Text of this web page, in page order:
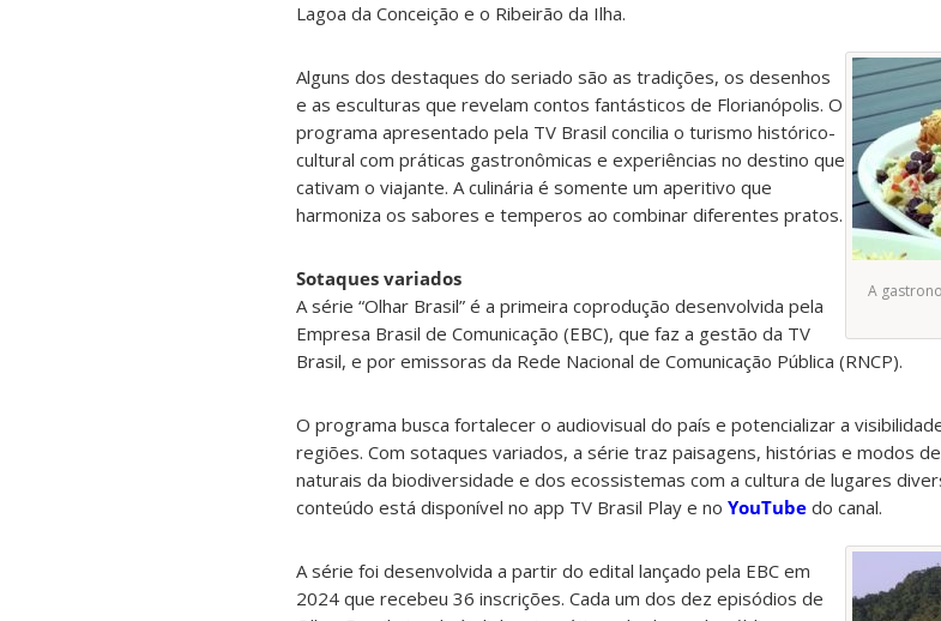
Lagoa da Conceição e o Ribeirão da Ilha.
A
Alguns dos destaques do seriado são as tradições, os desenhos
e as esculturas que revelam contos fantásticos de Florianópolis. O
programa apresentado pela TV Brasil concilia o turismo histórico-
cultural com práticas gastronômicas e experiências no destino que
cativam o viajante. A culinária é somente um aperitivo que
harmoniza os sabores e temperos ao combinar diferentes pratos.
Sotaques variados
A série “Olhar Brasil” é a primeira coprodução desenvolvida pela
Empresa Brasil de Comunicação (EBC), que faz a gestão da TV
Brasil, e por emissoras da Rede Nacional de Comunicação Pública (RNCP).
O programa busca fortalecer o audiovisual do país e potencializar a
regiões. Com sotaques variados, a série traz paisagens, histórias e modos
naturais da biodiversidade e dos ecossistemas com a cultura de lugares
conteúdo está disponível no app TV Brasil Play e no YouTube do canal.
A série foi desenvolvida a partir do edital lançado pela EBC em
2024 que recebeu 36 inscrições. Cada um dos dez episódios de